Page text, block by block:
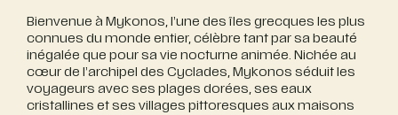
Bienvenue à Mykonos, l’une des îles grecques les plus
connues du monde entier, célèbre tant par sa beauté
inégalée que pour sa vie nocturne animée. Nichée au
cœur de l’archipel des Cyclades, Mykonos séduit les
voyageurs avec ses plages dorées, ses eaux
cristallines et ses villages pittoresques aux maisons